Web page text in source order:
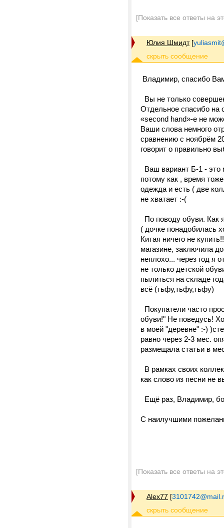
[Показать все ответы на
Юлия Шмидт [
Владимир, спасибо
Вы не только
Отдельное спасибо на
«second hand»-е не
Ваши слова немного
сравнению с ноябрём
говорит о правильно
Ваш вариант Б-1 - это
потому как , время
одежда и есть ( две
не хватает :-(
По поводу обуви. Как
( дочке понадобилась
Китая ничего не
магазине, заключила
неплохо... через год я
не только детской
пылиться на складе
всё (тьфу,тьфу,тьфу)
Покупатели часто
обуви!" Не поведусь!
в моей "деревне" :-)
равно через 2-3 мес.
размещала статьи в
В рамках своих
как слово из песни не
Ещё раз, Владимир,
С наилучшими
[Показать все ответы на
Alex77 [